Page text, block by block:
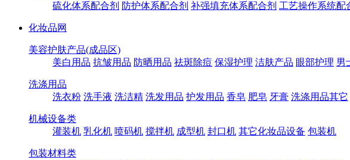
硫化体系配合剂 防护体系配合剂 补强填充体系配合剂 工艺操作系统配
化妆品网
美容护肤产品(成品区)
美白用品 抗皱用品 防晒用品 祛斑除痘 保湿护理 洁肤产品 眼部护理 男
洗涤用品
洗衣粉 洗手液 洗洁精 洗发用品 护发用品 香皂 肥皂 牙膏 洗涤用品其它
机械设备类
灌装机 乳化机 喷码机 搅拌机 成型机 封口机 其它化妆品设备 包装机
包装材料类